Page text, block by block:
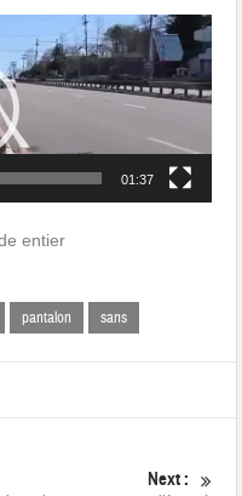
01:37
entier
pantalon sans
Next :